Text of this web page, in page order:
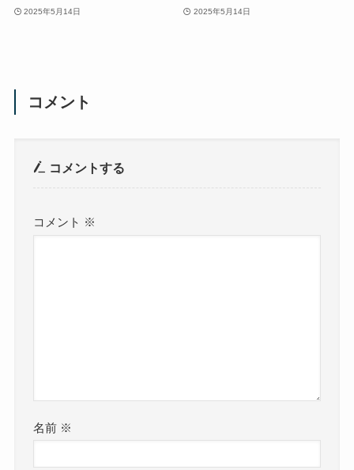
2025年5月14日 2025年5月14日
コメント
コメントする
コメント ※
名前 ※